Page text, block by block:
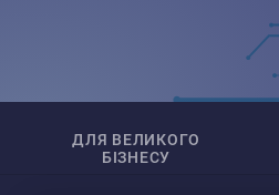
ДЛЯ ВЕЛИКОГО
БІЗНЕСУ